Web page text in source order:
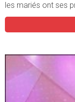
les mariés ont ses